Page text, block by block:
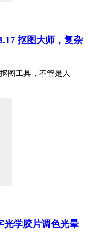
抠图大师，复杂
图工具，不管是人
光学胶片调色光晕